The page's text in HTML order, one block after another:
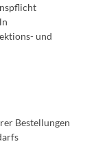
und
Bestellungen